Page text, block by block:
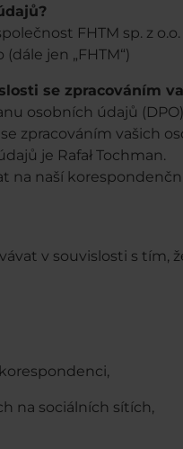
FHTM sp. z
(dále jen „FHTM“)
se zpracováním
osobních údajů
zpracováním vašich
je Rafał Tochman.
naší
v souvislosti s tím,
na sociálních sítích,